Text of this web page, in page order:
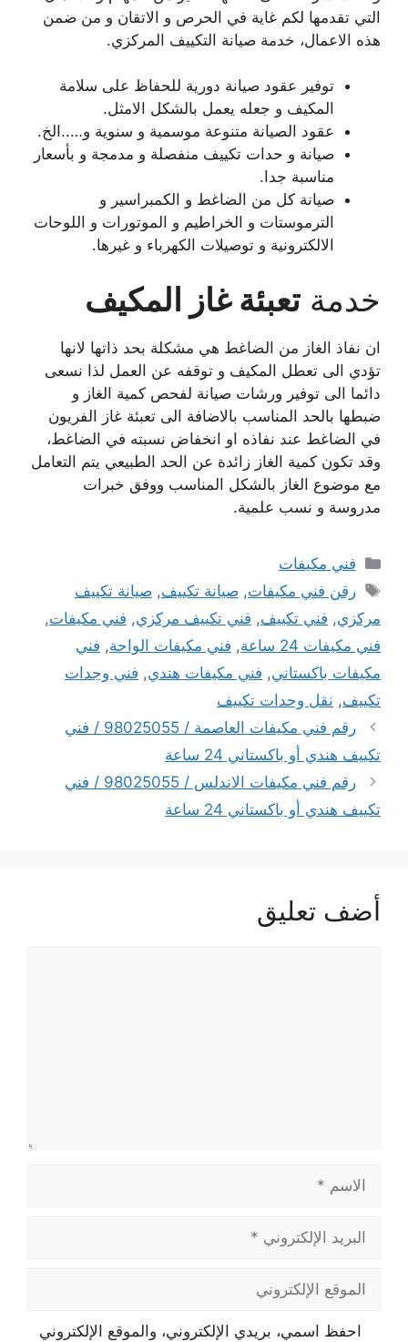
التي تقدمها لكم غاية في الحرص و الاتقان و من ضمن
هذه الاعمال، خدمة صيانة التكييف المركزي.
توفير عقود صيانة دورية للحفاظ على سلامة
المكيف و جعله يعمل بالشكل الامثل.
عقود الصيانة متنوعة موسمية و سنوية و…..الخ.
صيانة و حدات تكييف منفصلة و مدمجة و بأسعار
مناسبة جدا.
صيانة كل من الضاغط و الكمبراسير و
الترموستات و الخراطيم و الموتورات و اللوحات
الالكترونية و توصيلات الكهرباء و غيرها.
خدمة تعبئة غاز المكيف
ان نفاذ الغاز من الضاغط هي مشكلة بحد ذاتها لانها
تؤدي الى تعطل المكيف و توقفه عن العمل لذا نسعى
دائما الى توفير ورشات صيانة لفحص كمية الغاز و
ضبطها بالحد المناسب بالاضافة الى تعبئة غاز الفريون
في الضاغط عند نفاذه او انخفاض نسبته في الضاغط،
وقد تكون كمية الغاز زائدة عن الحد الطبيعي يتم التعامل
مع موضوع الغاز بالشكل المناسب ووفق خبرات
مدروسة و نسب علمية.
التصنيفات
فني مكيفات
الوسوم
رقن فني مكيفات,صيانة تكييف,صيانة تكييف
مركزي, فني تكييف, فني تكييف مركزي, فني مكيفات,
فني مكيفات 24 ساعة
, فني مكيفات الواحة, فني
مكيفات باكستاني, فني مكيفات هندي, فني وجدات
تكييف, نقل وحدات تكييف
رقم فني مكيفات العاصمة / 98025055 / فني
تكييف هندي أو باكستاني 24 ساعة
رقم فني مكيفات الاندلس / 98025055 / فني
تكييف هندي أو باكستاني 24 ساعة
أضف تعليق
الإلكتروني
الإلكتروني
احفظ اسمي، بريدي الإلكتروني، والموقع الإلكتروني